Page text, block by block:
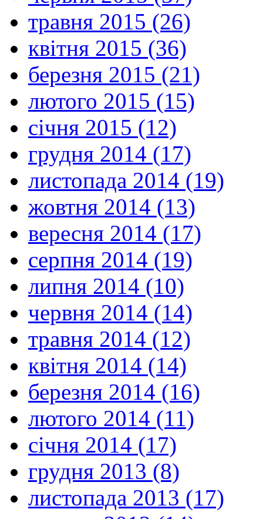
травня 2015 (26)
квітня 2015 (36)
березня 2015 (21)
лютого 2015 (15)
січня 2015 (12)
грудня 2014 (17)
листопада 2014 (19)
жовтня 2014 (13)
вересня 2014 (17)
серпня 2014 (19)
липня 2014 (10)
червня 2014 (14)
травня 2014 (12)
квітня 2014 (14)
березня 2014 (16)
лютого 2014 (11)
січня 2014 (17)
грудня 2013 (8)
листопада 2013 (17)